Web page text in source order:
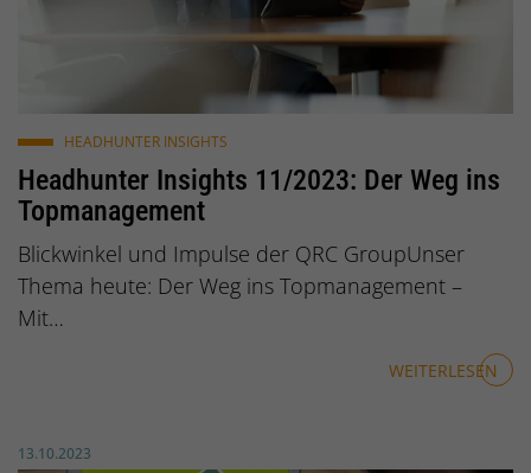
Headhunter Insights 11/2023: Der Weg ins
Topmanagement
HEADHUNTER INSIGHTS
Blickwinkel und Impulse der QRC GroupUnser
Thema heute: Der Weg ins Topmanagement –
Mit…
WEITERLESEN
Veröffentlicht am:
13.10.2023